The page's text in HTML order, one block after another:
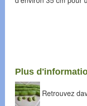
Plus
Retrouvez